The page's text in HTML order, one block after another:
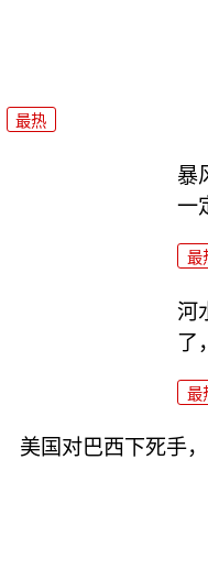
最热
暴
一
最
河
了
最
美国对巴西下死手